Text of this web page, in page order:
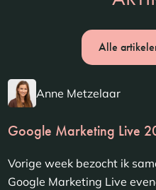
Alle
Anne Metzelaar
Google Marketing Live
Vorige week bezocht ik
Google Marketing Live